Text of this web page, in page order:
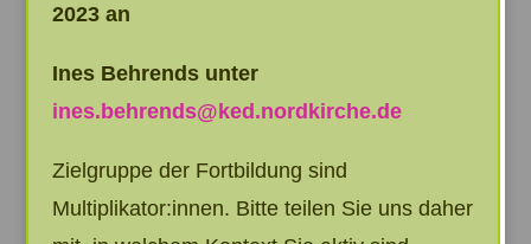
2023 an
Ines Behrends unter
ines.behrends@ked.nordkirche.de
Zielgruppe der Fortbildung sind
Multiplikator:innen. Bitte teilen Sie uns daher